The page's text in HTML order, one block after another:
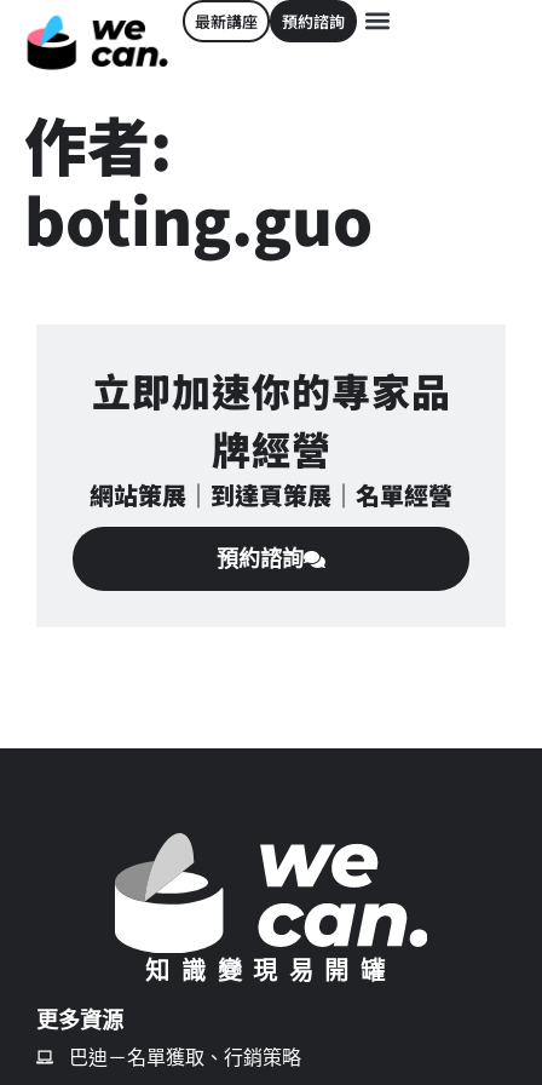
最新講座 預約諮詢
作者:
boting.guo
立即加速你的專家品
牌經營
網站策展｜到達頁策展｜名單經營
預約諮詢
知識變現易開罐
更多資源
巴迪－名單獲取、行銷策略